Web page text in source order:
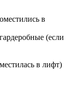
в
(если
в лифт)